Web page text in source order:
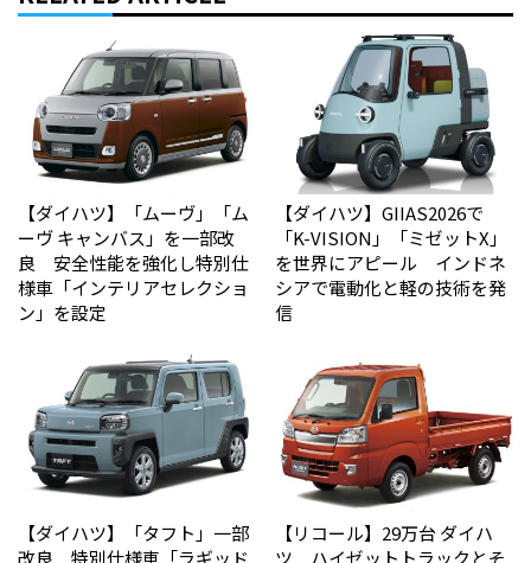
【ダイハツ】「ムーヴ」「ム
ーヴ キャンバス」を一部改
良 安全性能を強化し特別仕
様車「インテリアセレクショ
ン」を設定
【ダイハツ】GIIAS2026で
「K-VISION」「ミゼットX」
を世界にアピール インドネ
シアで電動化と軽の技術を発
信
【ダイハツ】「タフト」一部
改良 特別仕様車「ラギッド
【リコール】29万台 ダイハ
ツ ハイゼットトラックとそ